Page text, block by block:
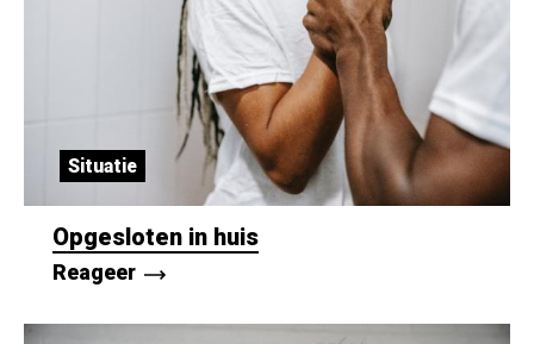
Situatie
Opgesloten in huis
Reageer